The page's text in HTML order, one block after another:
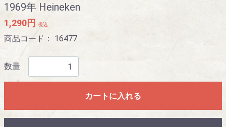
1969年 Heineken
1,290円 税込
商品コード： 16477
数量
カートに入れる